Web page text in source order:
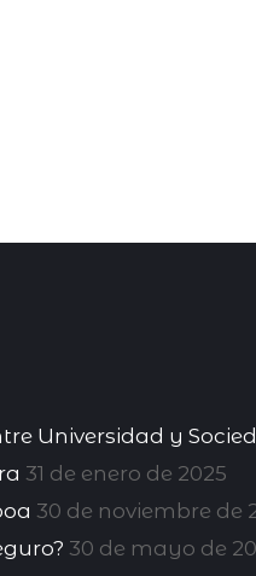
Universidad y
31 de enero de 2025
30 de noviembre de
30 de mayo de